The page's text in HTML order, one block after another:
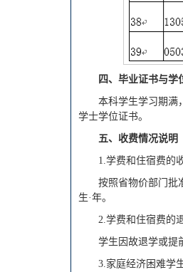
四、毕业证书与学
本科学生学习期满
学士学位证书。
五、收费情况说明
1.学费和住宿费的
按照省物价部门批
生·年。
2.学费和住宿费的
学生因故退学或提
3.家庭经济困难学